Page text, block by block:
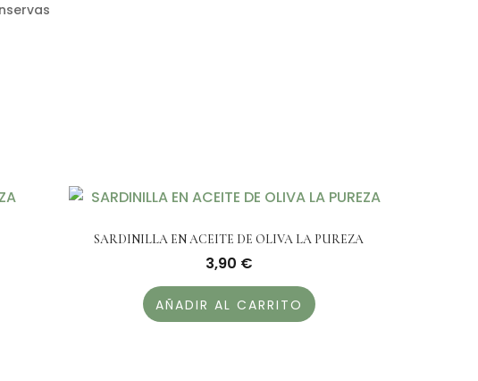
SARDINILLA EN ACEITE DE OLIVA LA PUREZA
3,90 €
AÑADIR AL CARRITO